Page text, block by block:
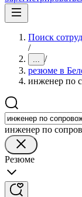
Поиск
/
... /
резюме в
инженер по
инженер по
Резюме